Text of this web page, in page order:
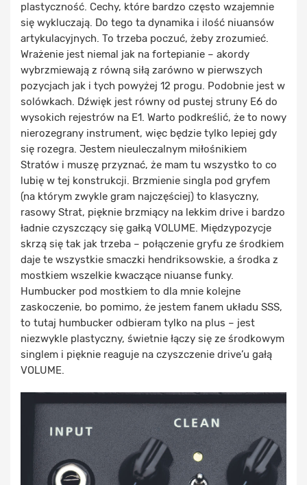
plastyczność. Cechy, które bardzo często wzajemnie
się wykluczają. Do tego ta dynamika i ilość niuansów
artykulacyjnych. To trzeba poczuć, żeby zrozumieć.
Wrażenie jest niemal jak na fortepianie – akordy
wybrzmiewają z równą siłą zarówno w pierwszych
pozycjach jak i tych powyżej 12 progu. Podobnie jest w
solówkach. Dźwięk jest równy od pustej struny E6 do
wysokich rejestrów na E1. Warto podkreślić, że to nowy
nierozegrany instrument, więc będzie tylko lepiej gdy
się rozegra. Jestem nieuleczalnym miłośnikiem
Stratów i muszę przyznać, że mam tu wszystko to co
lubię w tej konstrukcji. Brzmienie singla pod gryfem
(na którym zwykle gram najczęściej) to klasyczny,
rasowy Strat, pięknie brzmiący na lekkim drive i bardzo
ładnie czyszczący się gałką VOLUME. Międzypozycje
skrzą się tak jak trzeba – połączenie gryfu ze środkiem
daje te wszystkie smaczki hendriksowskie, a środka z
mostkiem wszelkie kwaczące niuanse funky.
Humbucker pod mostkiem to dla mnie kolejne
zaskoczenie, bo pomimo, że jestem fanem układu SSS,
to tutaj humbucker odbieram tylko na plus – jest
niezwykle plastyczny, świetnie łączy się ze środkowym
singlem i pięknie reaguje na czyszczenie drive’u gałą
VOLUME.